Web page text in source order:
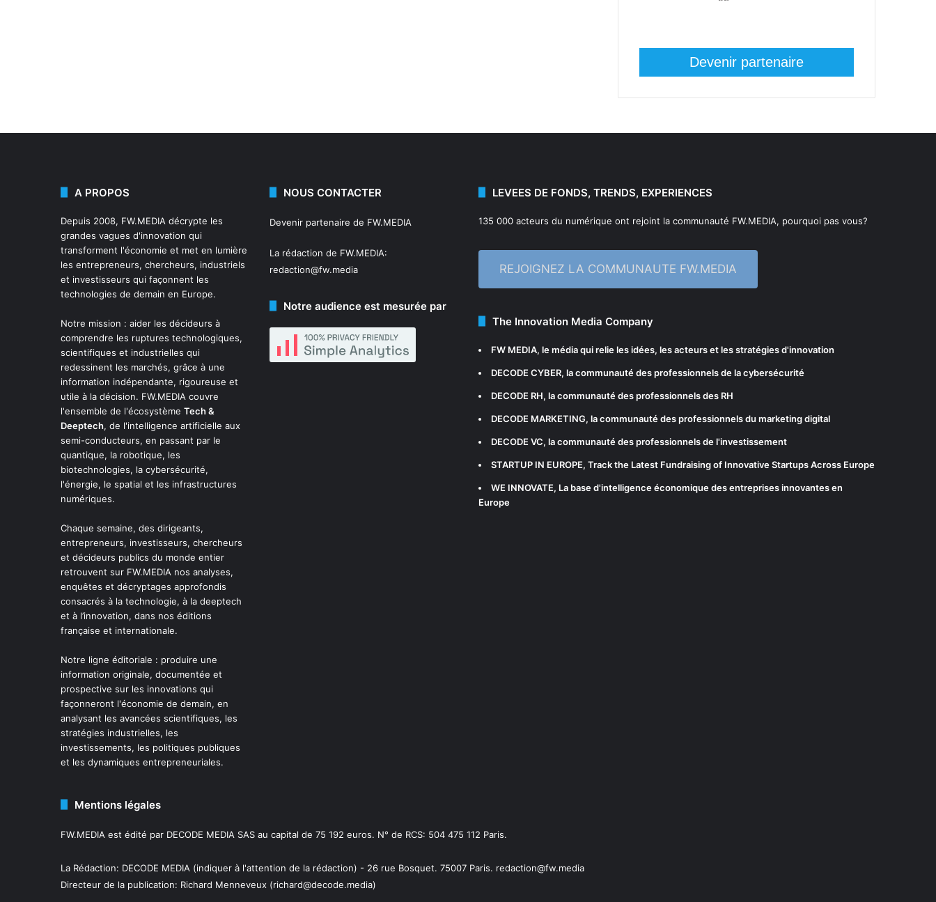
Devenir partenaire
A PROPOS
Depuis 2008, FW.MEDIA décrypte les
grandes vagues d'innovation qui
transforment l'économie et met en lumière
les entrepreneurs, chercheurs, industriels
et investisseurs qui façonnent les
technologies de demain en Europe.
Notre mission : aider les décideurs à
comprendre les ruptures technologiques,
scientifiques et industrielles qui
redessinent les marchés, grâce à une
information indépendante, rigoureuse et
utile à la décision. FW.MEDIA couvre
l'ensemble de l'écosystème Tech &
Deeptech, de l'intelligence artificielle aux
semi-conducteurs, en passant par le
quantique, la robotique, les
biotechnologies, la cybersécurité,
l'énergie, le spatial et les infrastructures
numériques.
Chaque semaine, des dirigeants,
entrepreneurs, investisseurs, chercheurs
et décideurs publics du monde entier
retrouvent sur FW.MEDIA nos analyses,
enquêtes et décryptages approfondis
consacrés à la technologie, à la deeptech
et à l’innovation, dans nos éditions
française et internationale.
Notre ligne éditoriale : produire une
information originale, documentée et
prospective sur les innovations qui
façonneront l'économie de demain, en
analysant les avancées scientifiques, les
stratégies industrielles, les
investissements, les politiques publiques
et les dynamiques entrepreneuriales.
NOUS CONTACTER
Devenir partenaire de FW.MEDIA
La rédaction de FW.MEDIA:
redaction@fw.media
Notre audience est mesurée par
LEVEES DE FONDS, TRENDS, EXPERIENCES
135 000 acteurs du numérique ont rejoint la communauté FW.MEDIA, pourquoi pas vous?
REJOIGNEZ LA COMMUNAUTE FW.MEDIA
The Innovation Media Company
FW MEDIA, le média qui relie les idées, les acteurs et les stratégies d'innovation
DECODE CYBER, la communauté des professionnels de la cybersécurité
DECODE RH, la communauté des professionnels des RH
DECODE MARKETING, la communauté des professionnels du marketing digital
DECODE VC, la communauté des professionnels de l'investissement
STARTUP IN EUROPE, Track the Latest Fundraising of Innovative Startups Across Europe
WE INNOVATE, La base d'intelligence économique des entreprises innovantes en
Europe
Mentions légales
FW.MEDIA est édité par DECODE MEDIA SAS au capital de 75 192 euros. N° de RCS: 504 475 112 Paris.
La Rédaction: DECODE MEDIA (indiquer à l'attention de la rédaction) - 26 rue Bosquet. 75007 Paris. redaction@fw.media
Directeur de la publication: Richard Menneveux (richard@decode.media)